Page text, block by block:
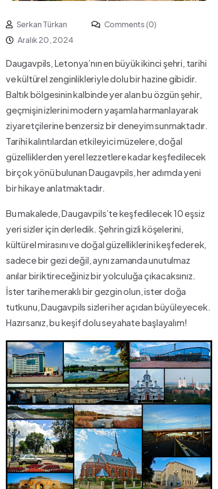
Serkan Türkan
Comments (0)
Aralık 20, 2024
Daugavpils, Letonya’nın en büyük ikinci şehri, tarihi⁣
ve‌ kültürel zenginlikleriyle ‍dolu bir hazine⁤ gibidir.
Baltık bölgesinin kalbinde⁤ yer ⁣alan bu ‌özgün şehir,
geçmişin⁤ izlerini modern​ yaşamla harmanlayarak⁢
ziyaretçilerine benzersiz bir deneyim sunmaktadır.
⁢Tarihi kalıntılardan etkileyici müzelere, doğal​
güzelliklerden yerel lezzetlere ⁣kadar keşfedilecek
⁤birçok yönü bulunan Daugavpils, her adımda‍ yeni
bir⁢ hikaye anlatmaktadır.
Bu makalede, Daugavpils’te keşfedilecek 10 eşsiz
yeri sizler için derledik. Şehrin gizli ‌köşelerini,
kültürel⁣ mirasını ve doğal​ güzelliklerini keşfederek,
‌sadece bir gezi⁤ değil, aynı zamanda⁣ unutulmaz
anılar biriktireceğiniz ⁤bir⁢ yolculuğa çıkacaksınız.
İster‌ tarihe ⁣meraklı bir gezgin olun, ister doğa
tutkunu, Daugavpils sizleri ⁣her ⁤açıdan büyüleyecek.
Hazırsanız,⁢ bu ⁢keşif dolu seyahate başlayalım!